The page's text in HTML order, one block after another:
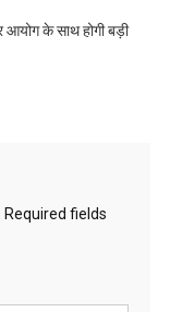
के साथ होगी बड़ी
Required fields